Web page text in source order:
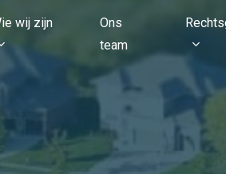
wij zijn
Ons
team